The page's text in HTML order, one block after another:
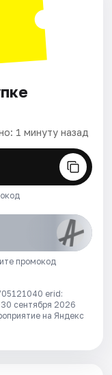
1 минуту назад
промокод
erid:
сентября 2026
на Яндекс